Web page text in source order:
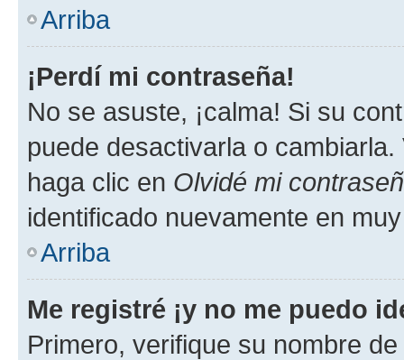
Arriba
¡Perdí mi contraseña!
No se asuste, ¡calma! Si su
puede desactivarla o
haga clic en Olvidé mi
identificado nuevamente en
Arriba
Me registré ¡y no me puedo
Primero, verifique su nombre